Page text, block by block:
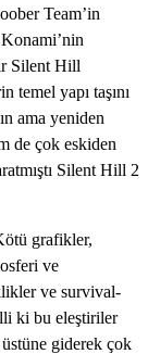
Team’in
Silent Hill
temel yapı taşını
ama yeniden
de çok eskiden
Silent Hill 2
grafikler,
ve
ve survival-
ki bu eleştiriler
giderek çok